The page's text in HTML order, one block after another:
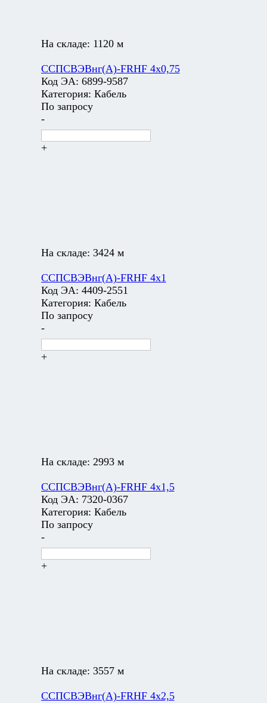
На складе: 1120 м
ССПСВЭВнг(А)-FRHF 4х0,75
Код ЭА: 6899-9587
Категория: Кабель
По запросу
-
+
На складе: 3424 м
ССПСВЭВнг(А)-FRHF 4х1
Код ЭА: 4409-2551
Категория: Кабель
По запросу
-
+
На складе: 2993 м
ССПСВЭВнг(А)-FRHF 4х1,5
Код ЭА: 7320-0367
Категория: Кабель
По запросу
-
+
На складе: 3557 м
ССПСВЭВнг(А)-FRHF 4х2,5